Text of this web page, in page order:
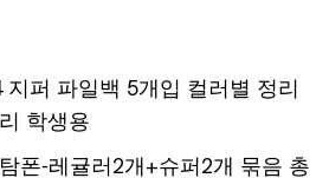
퍼 파일백 5개입 컬러별 정리
학생용
폰-레귤러2개+슈퍼2개 묶음 총